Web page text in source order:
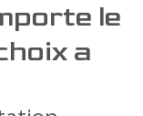
le
a